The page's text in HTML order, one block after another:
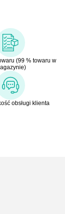
(99 % towaru w
obsługi klienta